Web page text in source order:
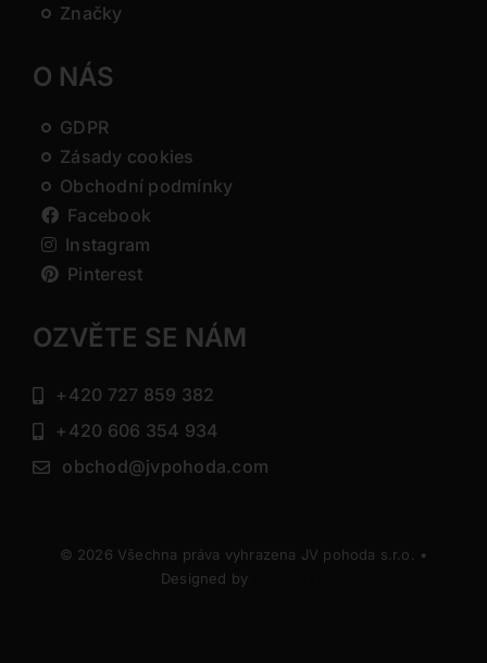
Značky
O NÁS
GDPR
Zásady cookies
Obchodní podmínky
Facebook
Instagram
Pinterest
OZVĚTE SE NÁM
+420 727 859 382
+420 606 354 934
obchod@jvpohoda.com
© 2026 Všechna práva vyhrazena JV pohoda s.r.o. •
Designed by